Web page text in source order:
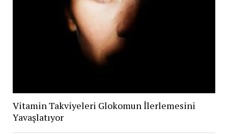
Vitamin Takviyeleri Glokomun İlerlemesini
Yavaşlatıyor